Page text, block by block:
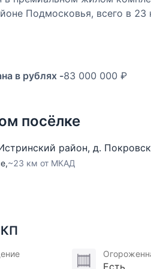
Подмосковья, всего в
комфорте.
до мелочей и отвечает
кухня-столовая,
на открытую террасу, где
спальня с отдельным
дополнительный
пространство, которое
в рублях -83 000 000 ₽
посёлке
район, д.
~23 км от МКАД
КП